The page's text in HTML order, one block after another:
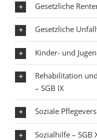
Gesetzliche
Gesetzliche
Kinder- und
Rehabilitation
– SGB IX
Soziale
Sozialhilfe – SGB